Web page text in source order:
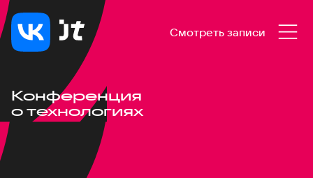
Смотреть записи
Конференция
о технологиях